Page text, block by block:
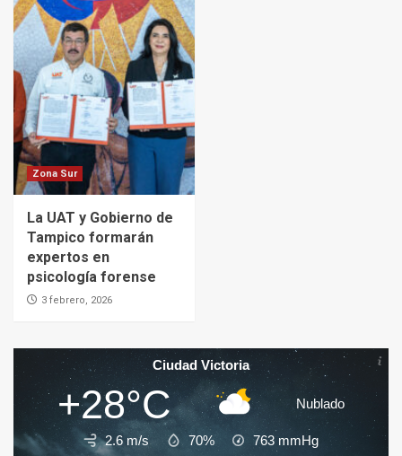
Zona Sur
La UAT y Gobierno de
Tampico formarán
expertos en
psicología forense
3 febrero, 2026
Ciudad Victoria
+28°C Nublado
2.6 m/s 70% 763 mmHg